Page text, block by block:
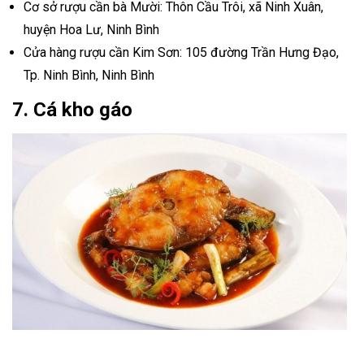
Cơ sở rượu cần bà Mười: Thôn Cầu Trôi, xã Ninh Xuân,
huyện Hoa Lư, Ninh Bình
Cửa hàng rượu cần Kim Sơn: 105 đường Trần Hưng Đạo,
Tp. Ninh Bình, Ninh Bình
7. Cá kho gáo